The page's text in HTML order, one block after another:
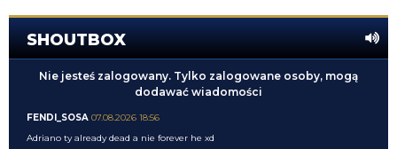
SHOUTBOX
Nie jesteś zalogowany. Tylko zalogowane osoby, mogą
dodawać wiadomości
FENDI_SOSA 07.08.2026 18:56
Adriano ty already dead a nie forever he xd